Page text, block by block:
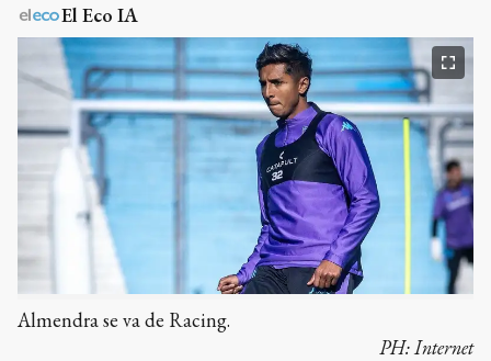
El Eco IA
Almendra se va de Racing.
PH:Internet